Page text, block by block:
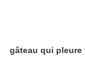
gâteau qui pleure